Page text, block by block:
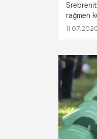
rağmen kurban yakınlarının